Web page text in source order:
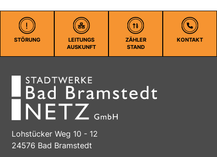
STÖRUNG
LEITUNGS
AUSKUNFT
ZÄHLER
STAND
KONTAKT
Lohstücker Weg 10 - 12
24576 Bad Bramstedt